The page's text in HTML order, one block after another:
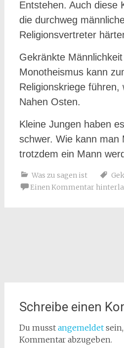
Entstehen. Auch diese
die durchweg
Religionsvertreter
Gekränkte
Monotheismus kann
Religionskriege führen,
Nahen Osten.
Kleine Jungen haben
schwer. Wie kann man
trotzdem ein Mann
Was zu sagen ist
Einen Kommentar
Schreibe einen
Du musst angemeldet
Kommentar abzugeben.